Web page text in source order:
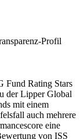
Profil
Fund Rating Stars
der Lipper Global
mit einem
auch mehrere
eine
von ISS